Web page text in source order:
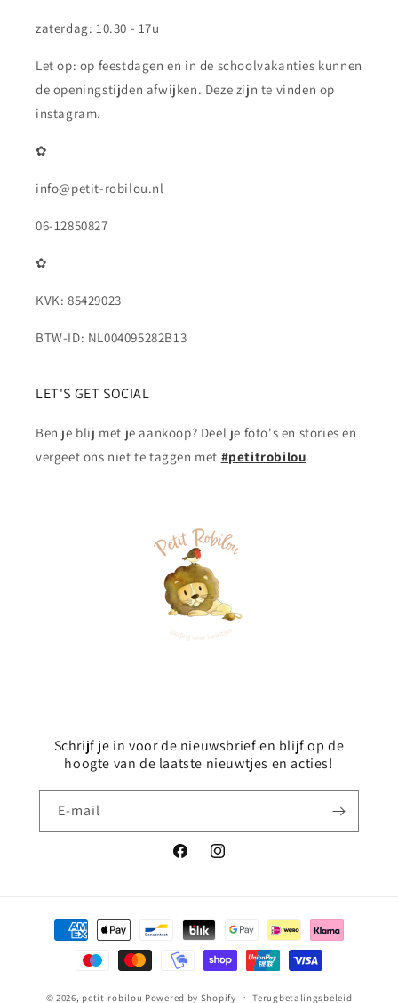
zaterdag: 10.30 - 17u
Let op: op feestdagen en in de schoolvakanties kunnen
de openingstijden afwijken. Deze zijn te vinden op
instagram.
✿
info@petit-robilou.nl
06-12850827
✿
KVK: 85429023
BTW-ID: NL004095282B13
LET'S GET SOCIAL
Ben je blij met je aankoop? Deel je foto's en stories en
vergeet ons niet te taggen met #petitrobilou
Schrijf je in voor de nieuwsbrief en blijf op de
hoogte van de laatste nieuwtjes en acties!
E‑mail
FacebookInstagram
Betaalmethoden
© 2026, petit-robilou Powered by Shopify Terugbetalingsbeleid